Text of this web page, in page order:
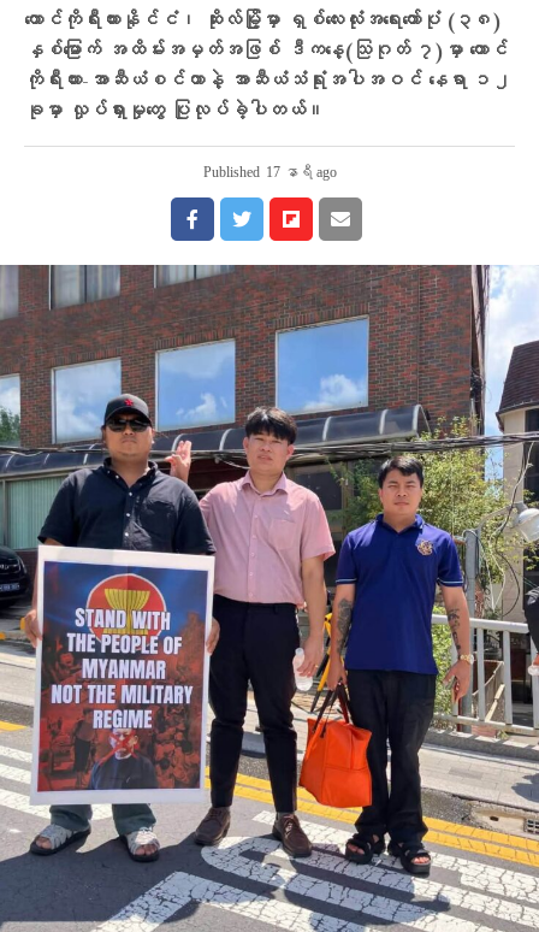
တောင်ကိုရီးယားနိုင်ငံ၊ ဆိုးလ်မြို့မှာ ရှစ်လေးလုံးအရေးတော်ပုံ (၃၈)
နှစ်မြောက် အထိမ်းအမှတ်အဖြစ် ဒီကနေ့(သြဂုတ် ၇)မှာ တောင်
ကိုရီးယား-အာဆီယံစင်တာနဲ့ အာဆီယံသံရုံးအပါအဝင် နေရာ ၁၂
ခုမှာ လှုပ်ရှားမှုတွေ ပြုလုပ်ခဲ့ပါတယ်။
Published 17 နာရီ ago